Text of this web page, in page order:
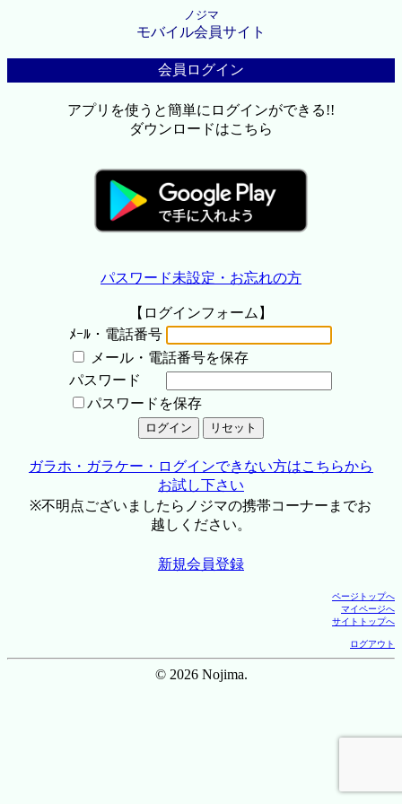
ノジマ
モバイル会員サイト
会員ログイン
アプリを使うと簡単にログインができる!!
ダウンロードはこちら
パスワード未設定・お忘れの方
【ログインフォーム】
ﾒｰﾙ・電話番号
メール・電話番号を保存
パスワード
パスワードを保存
ガラホ・ガラケー・ログインできない方はこちらから
お試し下さい
※不明点ございましたらノジマの携帯コーナーまでお
越しください。
新規会員登録
ページトップへ
マイページへ
サイトトップへ
ログアウト
© 2026 Nojima.